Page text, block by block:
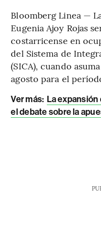
Bloomberg Linea —
Eugenia Ajoy Rojas
costarricense en
del Sistema de
(SICA), cuando
agosto para el
Ver más: La
el debate sobre la